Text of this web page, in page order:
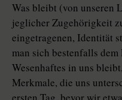
Was bleibt (von unseren
jeglicher Zugehörigkeit
eingetragenen, Identität
man sich bestenfalls dem
Wesenhaftes in uns
Merkmale, die uns